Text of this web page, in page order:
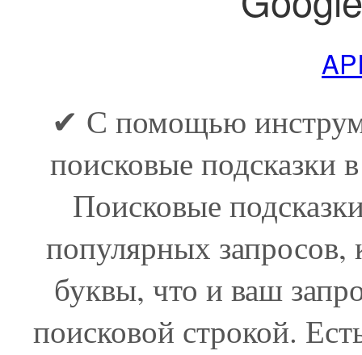
✔ С помощью
поисковые подсказки
Поисковые
популярных запросов,
буквы, что и ваш
поисковой строкой.